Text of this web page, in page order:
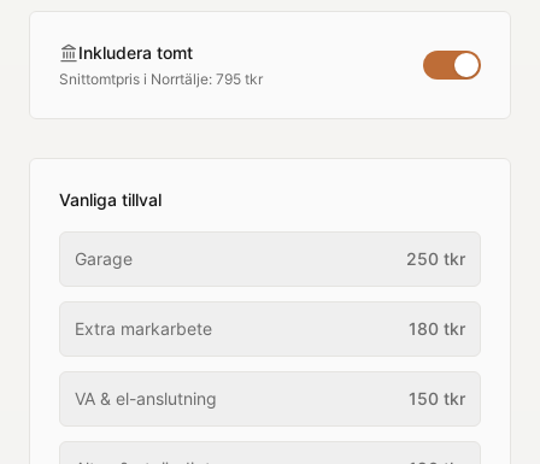
Inkludera tomt
Snittomtpris i Norrtälje: 795 tkr
Vanliga tillval
Garage 250 tkr
Extra markarbete 180 tkr
VA & el-anslutning 150 tkr